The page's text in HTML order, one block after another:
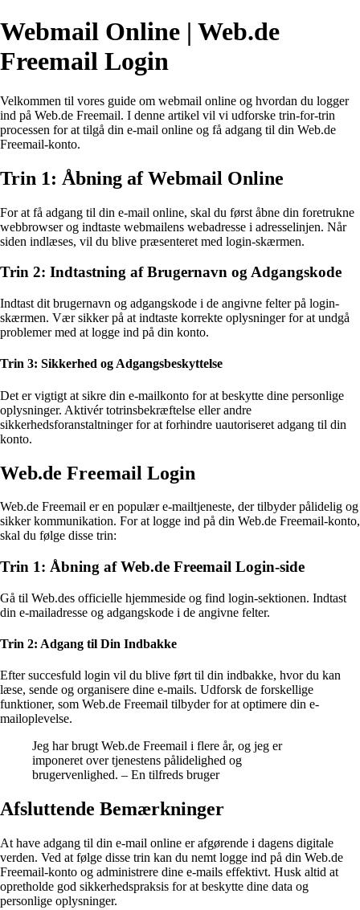
Webmail Online | Web.de
Freemail Login
Velkommen til vores guide om webmail online og hvordan du logger
ind på Web.de Freemail. I denne artikel vil vi udforske trin-for-trin
processen for at tilgå din e-mail online og få adgang til din Web.de
Freemail-konto.
Trin 1: Åbning af Webmail Online
For at få adgang til din e-mail online, skal du først åbne din foretrukne
webbrowser og indtaste webmailens webadresse i adresselinjen. Når
siden indlæses, vil du blive præsenteret med login-skærmen.
Trin 2: Indtastning af Brugernavn og Adgangskode
Indtast dit brugernavn og adgangskode i de angivne felter på login-
skærmen. Vær sikker på at indtaste korrekte oplysninger for at undgå
problemer med at logge ind på din konto.
Trin 3: Sikkerhed og Adgangsbeskyttelse
Det er vigtigt at sikre din e-mailkonto for at beskytte dine personlige
oplysninger. Aktivér totrinsbekræftelse eller andre
sikkerhedsforanstaltninger for at forhindre uautoriseret adgang til din
konto.
Web.de Freemail Login
Web.de Freemail er en populær e-mailtjeneste, der tilbyder pålidelig og
sikker kommunikation. For at logge ind på din Web.de Freemail-konto,
skal du følge disse trin:
Trin 1: Åbning af Web.de Freemail Login-side
Gå til Web.des officielle hjemmeside og find login-sektionen. Indtast
din e-mailadresse og adgangskode i de angivne felter.
Trin 2: Adgang til Din Indbakke
Efter succesfuld login vil du blive ført til din indbakke, hvor du kan
læse, sende og organisere dine e-mails. Udforsk de forskellige
funktioner, som Web.de Freemail tilbyder for at optimere din e-
mailoplevelse.
Jeg har brugt Web.de Freemail i flere år, og jeg er
imponeret over tjenestens pålidelighed og
brugervenlighed. – En tilfreds bruger
Afsluttende Bemærkninger
At have adgang til din e-mail online er afgørende i dagens digitale
verden. Ved at følge disse trin kan du nemt logge ind på din Web.de
Freemail-konto og administrere dine e-mails effektivt. Husk altid at
opretholde god sikkerhedspraksis for at beskytte dine data og
personlige oplysninger.